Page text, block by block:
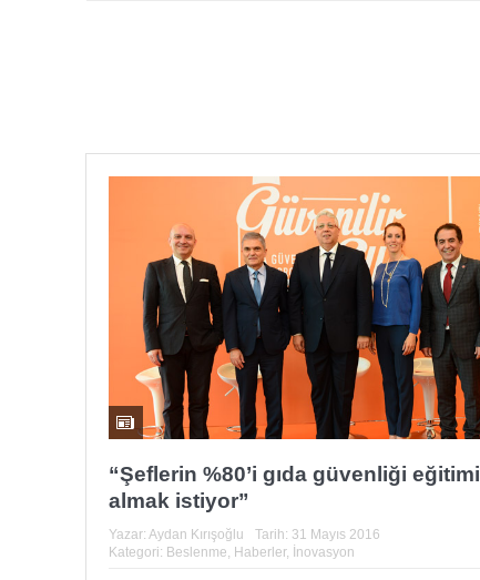
“Şeflerin %80’i gıda güvenliği eğitimi
almak istiyor”
Yazar: Aydan Kırışoğlu Tarih: 31 Mayıs 2016
Kategori: Beslenme, Haberler, İnovasyon